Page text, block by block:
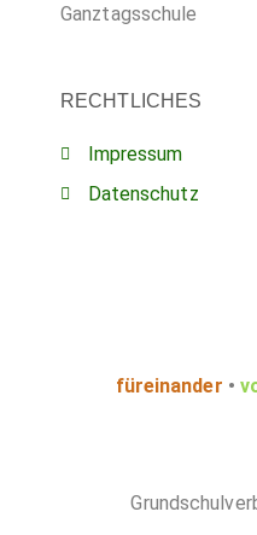
Ganztagsschule
RECHTLICHES
Impressum
Datenschutz
füreinander •